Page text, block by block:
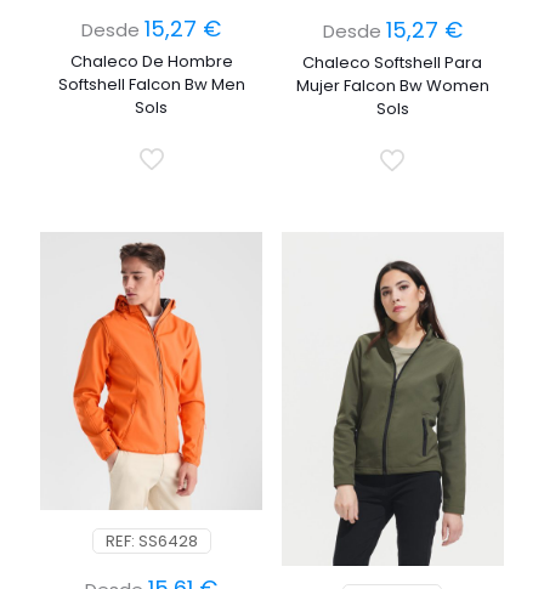
Desde15,27 €
Chaleco De Hombre
Softshell Falcon Bw Men
Sols
Desde 15,27 €
Chaleco Softshell Para
Mujer Falcon Bw Women
Sols
REF: SS6428